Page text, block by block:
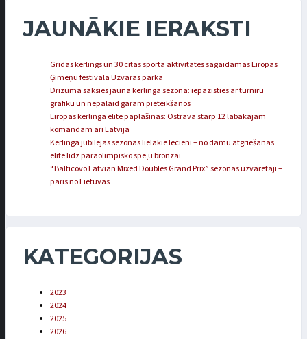
JAUNĀKIE IERAKSTI
Grīdas kērlings un 30 citas sporta aktivitātes sagaidāmas Eiropas
Ģimeņu festivālā Uzvaras parkā
Drīzumā sāksies jaunā kērlinga sezona: iepazīsties ar turnīru
grafiku un nepalaid garām pieteikšanos
Eiropas kērlinga elite paplašinās: Ostravā starp 12 labākajām
komandām arī Latvija
Kērlinga jubilejas sezonas lielākie lēcieni – no dāmu atgriešanās
elitē līdz paraolimpisko spēļu bronzai
“Balticovo Latvian Mixed Doubles Grand Prix” sezonas uzvarētāji –
pāris no Lietuvas
KATEGORIJAS
2023
2024
2025
2026